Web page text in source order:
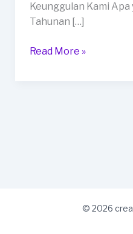
Keunggulan Kami Apa
Tahunan […]
Kota
Batu
Read More »
© 2026